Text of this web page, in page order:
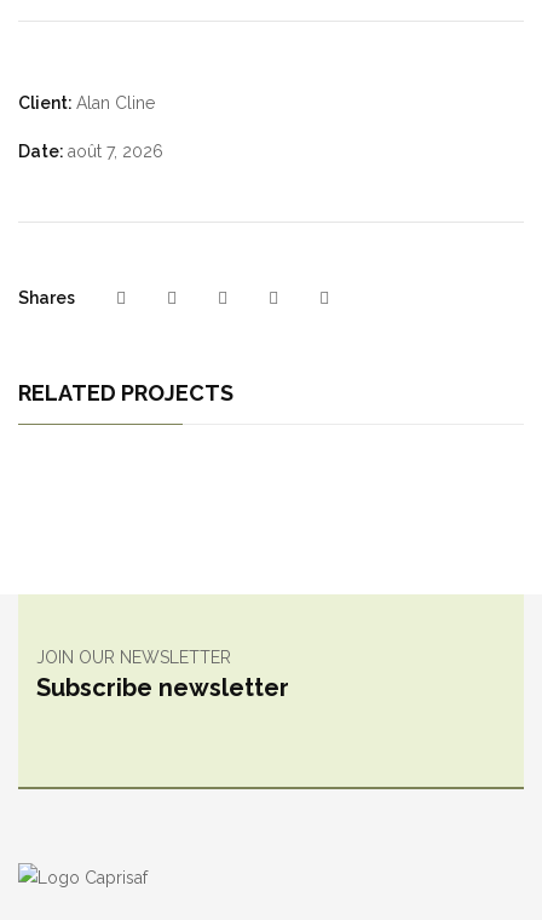
Client: Alan Cline
Date: août 7, 2026
Shares
RELATED PROJECTS
JOIN OUR NEWSLETTER
Subscribe newsletter